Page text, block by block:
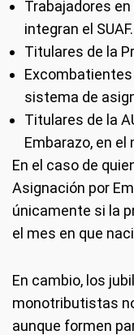
Trabajadores
integran el SUAF.
Titulares de la
Excombatientes
sistema de
Titulares de la
Embarazo, en el
En el caso de
Asignación por
únicamente si la
el mes en que
En cambio, los
monotributistas
aunque formen